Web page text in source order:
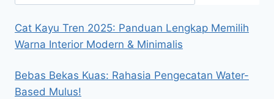
Cat Kayu Tren 2025: Panduan Lengkap Memilih
Warna Interior Modern & Minimalis
Bebas Bekas Kuas: Rahasia Pengecatan Water-
Based Mulus!